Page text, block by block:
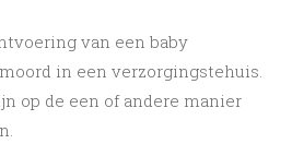
van een baby
in een verzorgingstehuis.
op de een of andere manier